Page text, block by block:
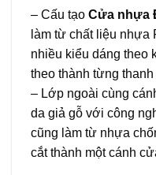
– Cấu tạo Cửa nhựa
làm từ chất liệu nhựa
nhiều kiểu dáng theo
theo thành từng
– Lớp ngoài cùng
da giả gỗ với công
cũng làm từ nhựa
cắt thành một cánh